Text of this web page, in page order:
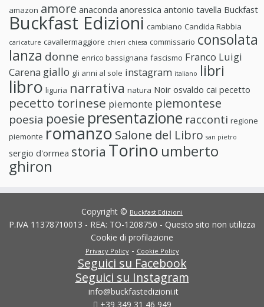
amazon amore anaconda anoressica antonio tavella Buckfast
Buckfast Edizioni cambiano Candida Rabbia
caricature cavallermaggiore chieri chiesa commissario consolata
lanza donne enrico bassignana fascismo Franco Luigi
Carena giallo gli anni al sole instagram italiano libri
libro liguria narrativa natura Noir osvaldo cai pecetto
pecetto torinese piemonte piemontese
poesia poesie presentazione racconti regione
piemonte romanzo Salone del Libro san pietro
sergio d'ormea storia Torino umberto
ghiron
Copyright © Buckfast Edizioni
P.IVA 11378710013 - REA: TO-1208750 - Questo sito non utilizza
Cookie di profilazione
Privacy Policy- Cookie Policy
Seguici su Facebook
Seguici su Instagram
info@buckfastedizioni.it
+39 349 31 46 949